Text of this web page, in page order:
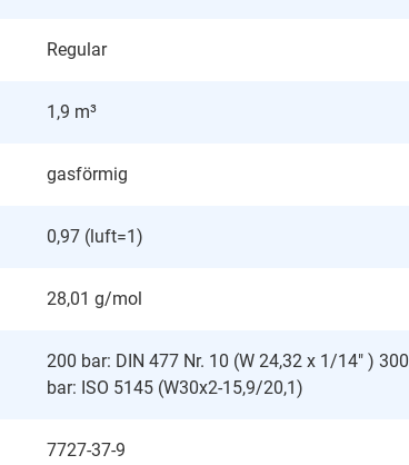
Regular
1,9 m³
gasförmig
0,97 (luft=1)
28,01 g/mol
200 bar: DIN 477 Nr. 10 (W 24,32 x 1/14" ) 300
bar: ISO 5145 (W30x2-15,9/20,1)
7727-37-9